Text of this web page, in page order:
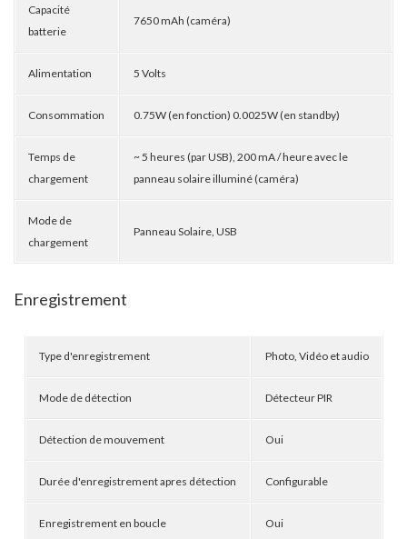
Capacité
batterie
7650 mAh (caméra)
Alimentation 5 Volts
Consommation 0.75W (en fonction) 0.0025W (en standby)
Temps de
chargement
~ 5 heures (par USB), 200 mA / heure avec le
panneau solaire illuminé (caméra)
Mode de
chargement
Panneau Solaire, USB
Enregistrement
Type d'enregistrement Photo, Vidéo et audio
Mode de détection Détecteur PIR
Détection de mouvement Oui
Durée d'enregistrement apres détection Configurable
Enregistrement en boucle Oui